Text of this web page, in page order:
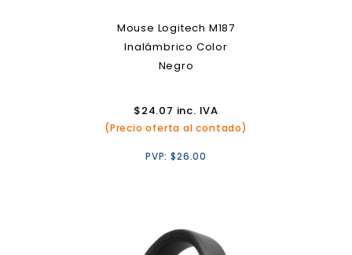
Mouse Logitech M187
Inalámbrico Color
Negro
$24.07 inc. IVA
(Precio oferta al contado)
PVP:$26.00